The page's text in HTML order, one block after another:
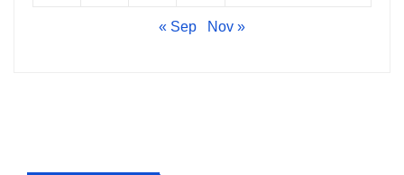
« Sep Nov »